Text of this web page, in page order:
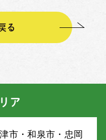
る
ア
市・和泉市・忠岡